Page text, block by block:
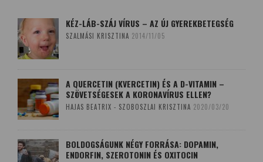
KÉZ-LÁB-SZÁJ VÍRUS – AZ ÚJ GYEREKBETEGSÉG
SZALMÁSI KRISZTINA 2014/11/05
A QUERCETIN (KVERCETIN) ÉS A D-VITAMIN –
SZÖVETSÉGESEK A KORONAVÍRUS ELLEN?
HAJAS BEATRIX - SZOBOSZLAI KRISZTINA 2020/03/20
BOLDOGSÁGUNK NÉGY FORRÁSA: DOPAMIN,
ENDORFIN, SZEROTONIN ÉS OXITOCIN